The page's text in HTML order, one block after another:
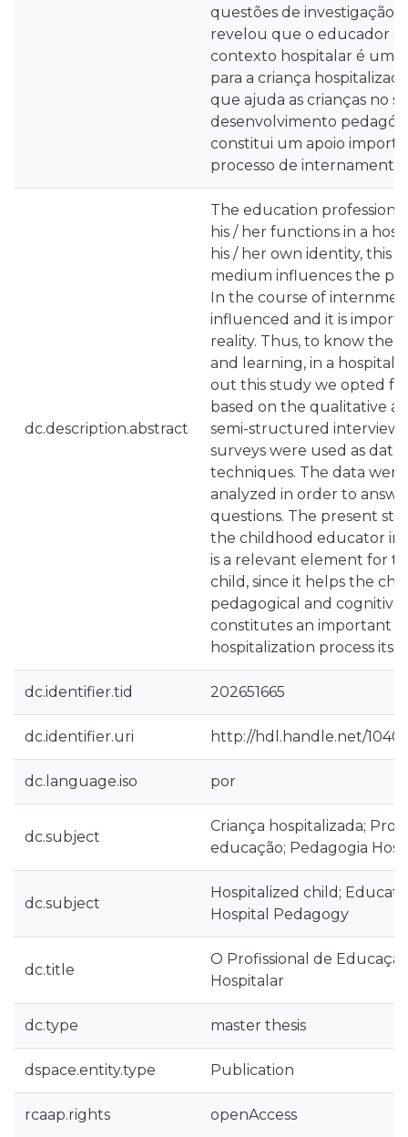
questões de investigação.
revelou que o educador
contexto hospitalar é um
para a criança
que ajuda as crianças no
desenvolvimento
constitui um apoio
processo de internamento.
dc.description.abstract
The education
his / her functions in a
his / her own identity, this
medium influences the
In the course of
influenced and it is
reality. Thus, to know the
and learning, in a hospital
out this study we opted
based on the qualitative
semi-structured
surveys were used as
techniques. The data
analyzed in order to
questions. The present
the childhood educator in
is a relevant element for
child, since it helps the
pedagogical and
constitutes an important
hospitalization process
dc.identifier.tid 202651665
dc.identifier.uri http://hdl.handle.net/
dc.language.iso por
dc.subject
Criança hospitalizada;
educação; Pedagogia
dc.subject
Hospitalized child;
Hospital Pedagogy
dc.title
O Profissional de
Hospitalar
dc.type master thesis
dspace.entity.type Publication
rcaap.rights openAccess